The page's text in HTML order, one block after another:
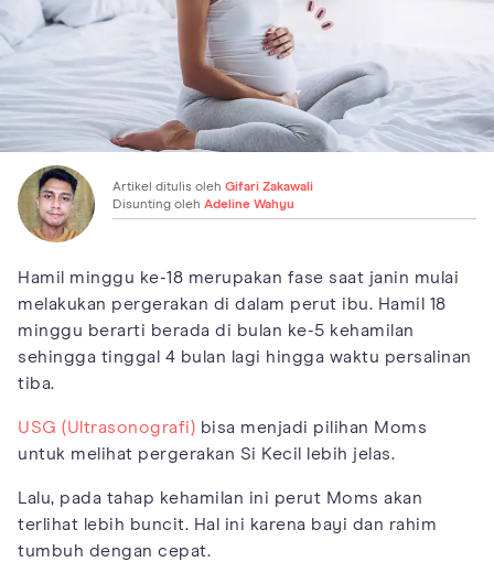
Artikel ditulis oleh Gifari Zakawali
Disunting oleh Adeline Wahyu
Hamil minggu ke-18 merupakan fase saat janin mulai
melakukan pergerakan di dalam perut ibu. Hamil 18
minggu berarti berada di bulan ke-5 kehamilan
sehingga tinggal 4 bulan lagi hingga waktu persalinan
tiba.
USG (Ultrasonografi) bisa menjadi pilihan Moms
untuk melihat pergerakan Si Kecil lebih jelas.
Lalu, pada tahap kehamilan ini perut Moms akan
terlihat lebih buncit. Hal ini karena bayi dan rahim
tumbuh dengan cepat.